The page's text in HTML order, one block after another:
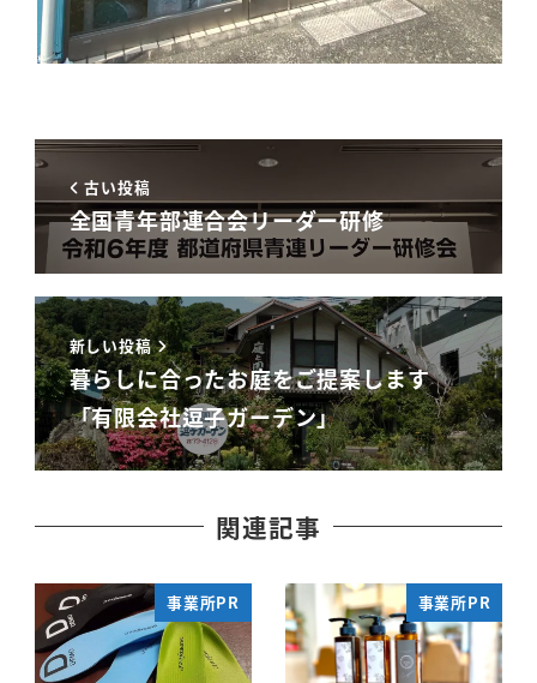
古い投稿
全国青年部連合会リーダー研修
新しい投稿
暮らしに合ったお庭をご提案します
「有限会社逗子ガーデン」
関連記事
事業所PR 事業所PR